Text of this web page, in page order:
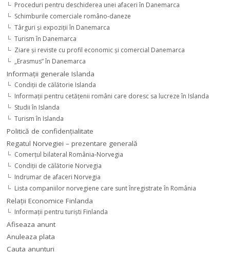
Proceduri pentru deschiderea unei afaceri în Danemarca
Schimburile comerciale româno-daneze
Târguri şi expoziţii în Danemarca
Turism în Danemarca
Ziare şi reviste cu profil economic şi comercial Danemarca
„Erasmus” în Danemarca
Informaţii generale Islanda
Condiţii de călătorie Islanda
Informaţii pentru cetăţenii români care doresc sa lucreze în Islanda
Studii în Islanda
Turism în Islanda
Politică de confidențialitate
Regatul Norvegiei – prezentare generală
Comerţul bilateral România-Norvegia
Condiții de călătorie Norvegia
Indrumar de afaceri Norvegia
Lista companiilor norvegiene care sunt înregistrate în România
Relaţii Economice Finlanda
Informaţii pentru turişti Finlanda
Afiseaza anunt
Anuleaza plata
Cauta anunturi